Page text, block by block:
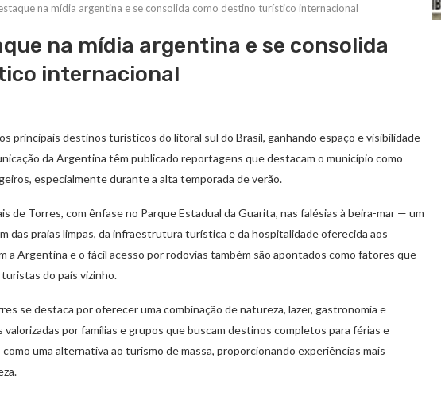
na mídia argentina e se consolida como destino turístico internacional
na mídia argentina e se consolida
internacional
principais destinos turísticos do litoral sul do Brasil, ganhando espaço e visibilidade
da Argentina têm publicado reportagens que destacam o município como
especialmente durante a alta temporada de verão.
de Torres, com ênfase no Parque Estadual da Guarita, nas falésias à beira-mar — um
das praias limpas, da infraestrutura turística e da hospitalidade oferecida aos
a Argentina e o fácil acesso por rodovias também são apontados como fatores que
do país vizinho.
se destaca por oferecer uma combinação de natureza, lazer, gastronomia e
valorizadas por famílias e grupos que buscam destinos completos para férias e
uma alternativa ao turismo de massa, proporcionando experiências mais